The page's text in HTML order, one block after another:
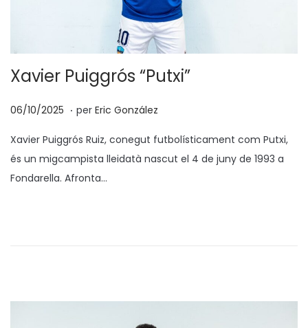
Xavier Puiggrós “Putxi”
p
s
a
t
06/10/2025
/
1
0
. per Eric González
Xavier Puiggrós Ruiz, conegut futbolísticament com Putxi,
és un migcampista lleidatà nascut el 4 de juny de 1993 a
Fondarella. Afronta…